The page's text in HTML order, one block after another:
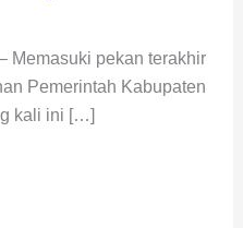
Memasuki pekan terakhir
Pemerintah Kabupaten
kali ini […]